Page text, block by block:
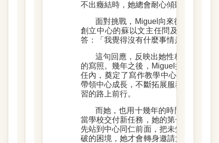
不出癥結時，她總會耐心傾聽、細心觀
面對挑戰，Miguel向來從容篤定。
創立中心的蘇以文主任問及工作上可
答：「我覺得沒有什麼事情是難的。」
這句回應，反映出她性格中直率與
的寫照。幾年之後，Miguel接下寫作教
任內，奠定了寫作教學中心的基礎，
帶領中心成長，不斷拓展服務的深度與
習的路上前行。
而她，也用十幾年的時間，實踐了
當學校交付新任務，她的第一反應永遠
先站到中心同仁前面，把未知與不確定
破的困境，她才會轉身邀請大家攜手面